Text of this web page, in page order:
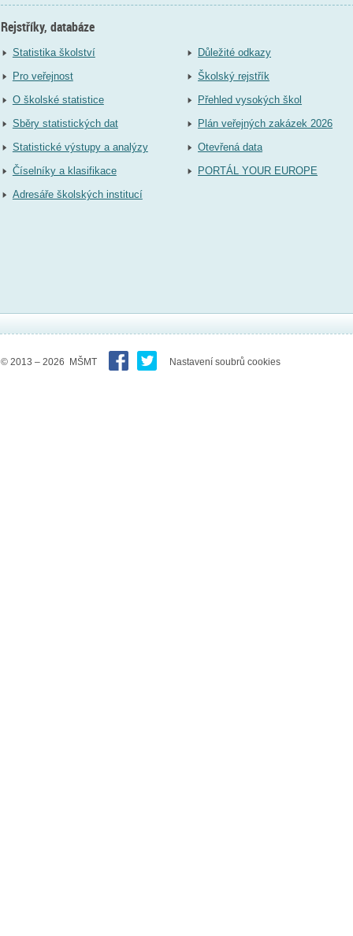
Rejstříky, databáze
Statistika školství
Pro veřejnost
O školské statistice
Sběry statistických dat
Statistické výstupy a analýzy
Číselníky a klasifikace
Adresáře školských institucí
Důležité odkazy
Školský rejstřík
Přehled vysokých škol
Plán veřejných zakázek 2026
Otevřená data
PORTÁL YOUR EUROPE
© 2013 – 2026 MŠMT Nastavení soubrů cookies